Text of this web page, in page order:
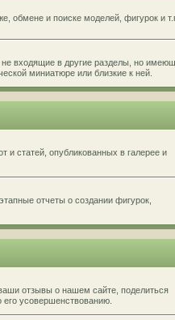
обмене и поиске моделей, фигурок и
входящие в другие разделы, но
миниатюре или близкие к ней.
и статей, опубликованных в галерее и
отчеты о создании фигурок,
отзывы о нашем сайте, поделиться
усовершенствованию.